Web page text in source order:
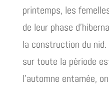
printemps, les
de leur phase
la construction du
sur toute la période
l’automne entamée,